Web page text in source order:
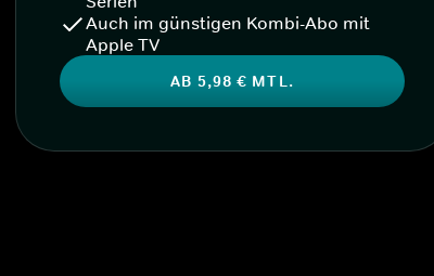
Auch im günstigen Kombi-Abo mit
Apple TV
AB 5,98 € MTL.